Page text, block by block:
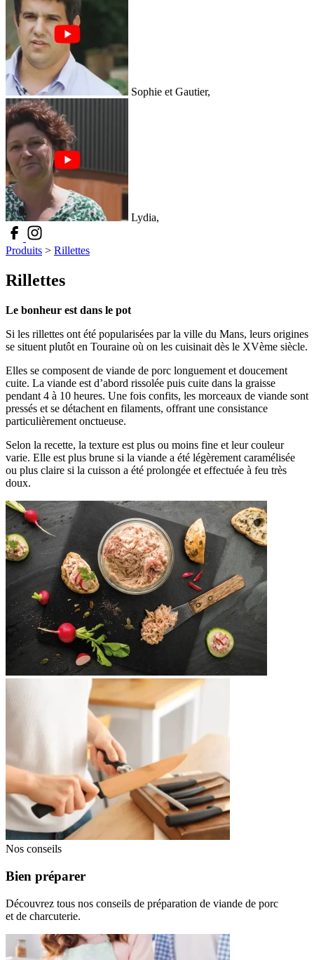
Sophie et Gautier,
Lydia,
Produits > Rillettes
Rillettes
Le bonheur est dans le pot
Si les rillettes ont été popularisées par la ville du Mans, leurs origines
se situent plutôt en Touraine où on les cuisinait dès le XVème siècle.
Elles se composent de viande de porc longuement et doucement
cuite. La viande est d’abord rissolée puis cuite dans la graisse
pendant 4 à 10 heures. Une fois confits, les morceaux de viande sont
pressés et se détachent en filaments, offrant une consistance
particulièrement onctueuse.
Selon la recette, la texture est plus ou moins fine et leur couleur
varie. Elle est plus brune si la viande a été légèrement caramélisée
ou plus claire si la cuisson a été prolongée et effectuée à feu très
doux.
Nos conseils
Bien préparer
Découvrez tous nos conseils de préparation de viande de porc
et de charcuterie.